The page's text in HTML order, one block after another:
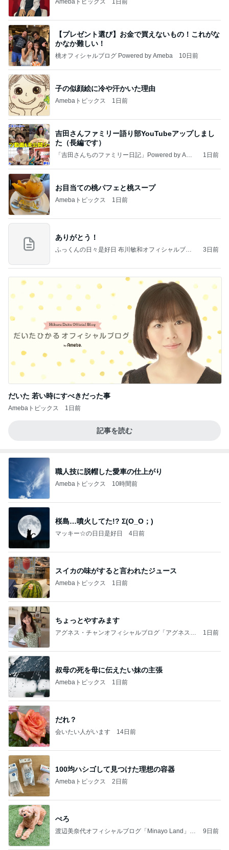
Amebaトピックス 1日前
【プレゼント選び】お金で買えないもの！これがな
かなか難しい！
桃オフィシャルブログ Powered by Ameba 10日前
子の似顔絵に冷や汗かいた理由
Amebaトピックス 1日前
吉田さんファミリー語り部YouTubeアップしまし
た（長編です）
「吉田さんちのファミリー日記」Powered by Ame
1日前
お目当ての桃パフェと桃スープ
Amebaトピックス 1日前
ありがとう！
ふっくんの日々是好日 布川敏和オフィシャルブロ
3日前
だいた 若い時にすべきだった事
Amebaトピックス 1日前
記事を読む
職人技に脱帽した愛車の仕上がり
Amebaトピックス 10時間前
桜島…噴火してた!? Σ(O_O；)
マッキー☆の日日是好日 4日前
スイカの味がすると言われたジュース
Amebaトピックス 1日前
ちょっとやすみます
アグネス・チャンオフィシャルブログ「アグネスち
1日前
叔母の死を母に伝えたい妹の主張
Amebaトピックス 1日前
だれ？
会いたい人がいます 14日前
100均ハシゴして見つけた理想の容器
Amebaトピックス 2日前
ぺろ
渡辺美奈代オフィシャルブログ「Minayo Land」P
9日前